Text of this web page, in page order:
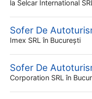
la Selcar International
Sofer De
Imex SRL în București
Sofer De
Corporation SRL în